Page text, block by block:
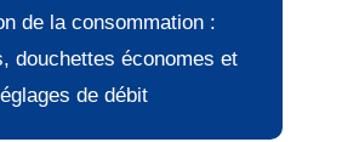
de la consommation :
douchettes économes et
de débit